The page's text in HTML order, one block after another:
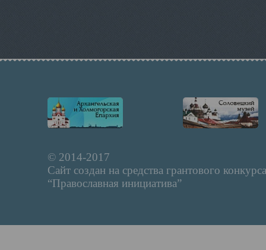
© 2014-2017
Сайт создан на средства грантового конкурса
“Православная инициатива”